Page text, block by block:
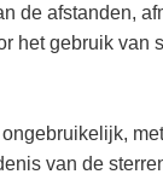
de afstanden,
het gebruik
van de